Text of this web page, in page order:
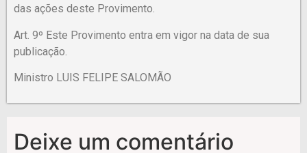
das ações deste Provimento.
Art. 9º Este Provimento entra em vigor na data de sua
publicação.
Ministro LUIS FELIPE SALOMÃO
Deixe um comentário